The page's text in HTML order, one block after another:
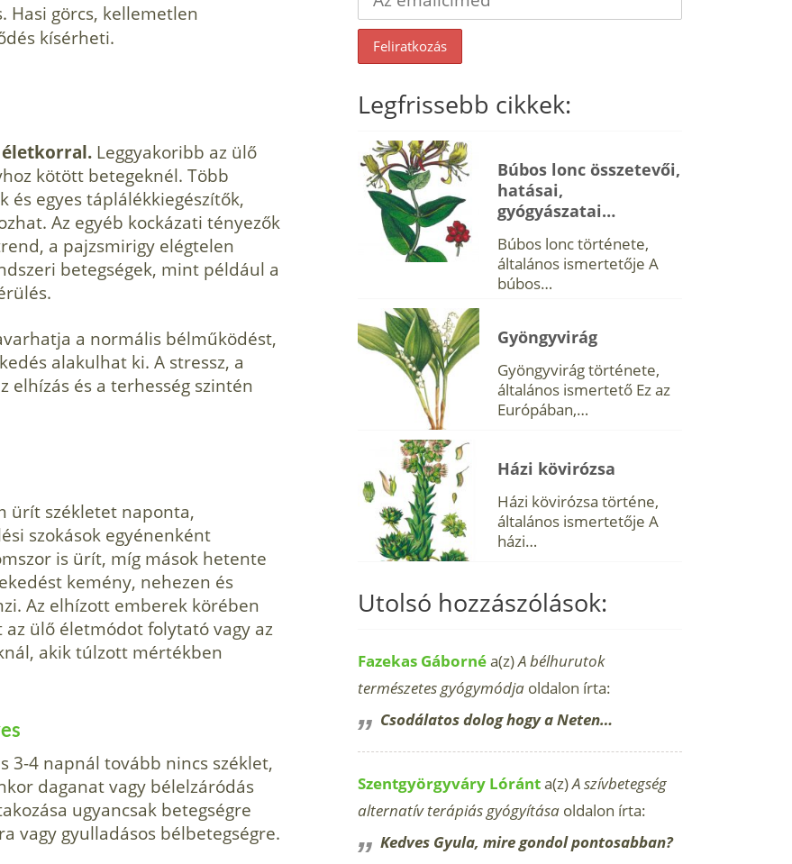
Hasi görcs, kellemetlen
kísérheti.
életkorral. Leggyakoribb az ülő
kötött betegeknél. Több
és egyes táplálékkiegészítők,
Az egyéb kockázati tényezők
a pajzsmirigy elégtelen
betegségek, mint például a
a normális bélműködést,
alakulhat ki. A stressz, a
elhízás és a terhesség szintén
ürít székletet naponta,
szokások egyénenként
is ürít, míg mások hetente
kemény, nehezen és
Az elhízott emberek körében
ülő életmódot folytató vagy az
akik túlzott mértékben
3-4 napnál tovább nincs széklet,
daganat vagy bélelzáródás
ugyancsak betegségre
vagy gyulladásos bélbetegségre.
Legfrissebb cikkek:
Búbos lonc összetevői,
hatásai,
gyógyászatai…
Búbos lonc története,
általános ismertetője A
búbos…
Gyöngyvirág
Gyöngyvirág története,
általános ismertető Ez az
Európában,…
Házi kövirózsa
Házi kövirózsa történe,
általános ismertetője A
házi…
Utolsó hozzászólások:
Fazekas Gábornéa(z)A bélhurutok
természetes gyógymódja oldalon írta:
Csodálatos dolog hogy a Neten…
Szentgyörgyváry Lóránta(z)A szívbetegség
alternatív terápiás gyógyítása oldalon írta:
Kedves Gyula, mire gondol pontosabban?